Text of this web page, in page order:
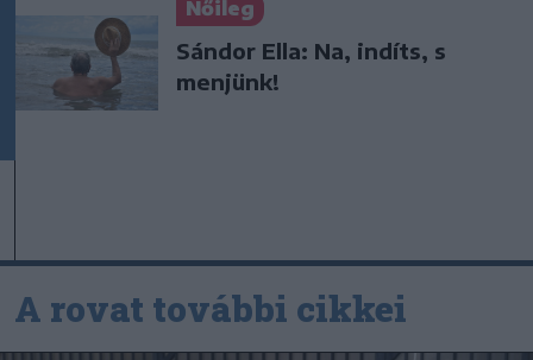
Nőileg
Sándor Ella: Na, indíts, s
menjünk!
A rovat további cikkei